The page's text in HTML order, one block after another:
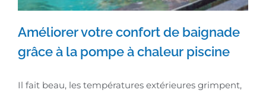
Améliorer votre confort de
baignade grâce à la pompe à
Améliorer votre confort de baignade
grâce à la pompe à chaleur piscine
Il fait beau, les températures extérieures grimpent,